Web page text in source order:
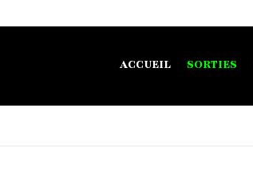
ACCUEIL SORTIES